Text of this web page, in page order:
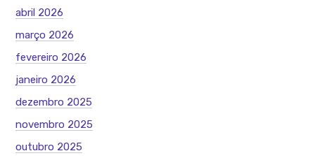
abril 2026
março 2026
fevereiro 2026
janeiro 2026
dezembro 2025
novembro 2025
outubro 2025